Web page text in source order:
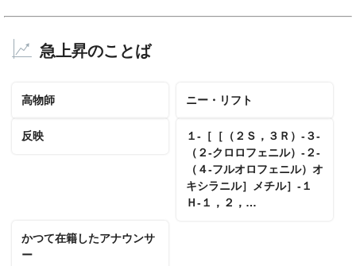
急上昇のことば
高物師 ニー・リフト
反映
１‐［［（２Ｓ，３Ｒ）‐３‐
（２‐クロロフェニル）‐２‐
（４‐フルオロフェニル）オ
キシラニル］メチル］‐１
Ｈ‐１，２，…
かつて在籍したアナウンサ
ー